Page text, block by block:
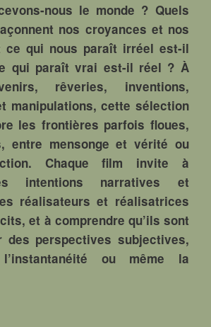
nous le monde ? Quels
nos croyances et nos
ce qui nous paraît irréel est-il
qui paraît vrai est-il réel ? À
rêveries, inventions,
manipulations, cette sélection
les frontières parfois floues,
entre mensonge et vérité ou
Chaque film invite à
intentions narratives et
réalisateurs et réalisatrices
et à comprendre qu’ils sont
des perspectives subjectives,
ou même la